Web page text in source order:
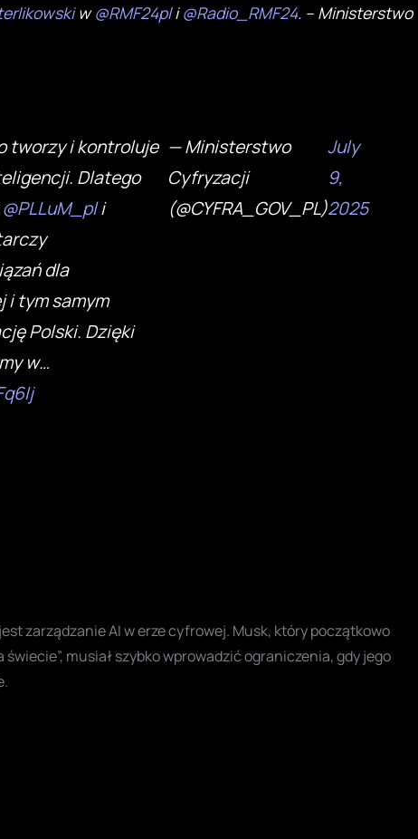
w@RMF24pli@Radio_RMF24. – Ministerstwo
tworzy i kontroluje
Dlatego
@PLLuM_pli
dla
i tym samym
Polski. Dzięki
w…
— Ministerstwo
Cyfryzacji
(@CYFRA_GOV_PL)
July
9,
2025
zarządzanie AI w erze cyfrowej. Musk, który początkowo
musiał szybko wprowadzić ograniczenia, gdy jego